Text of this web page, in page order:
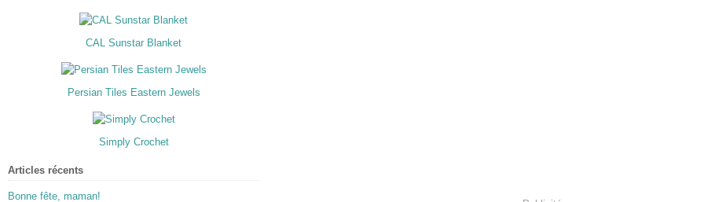
CAL Sunstar Blanket
Persian Tiles Eastern Jewels
Simply Crochet
Articles récents
Bonne fête, maman!